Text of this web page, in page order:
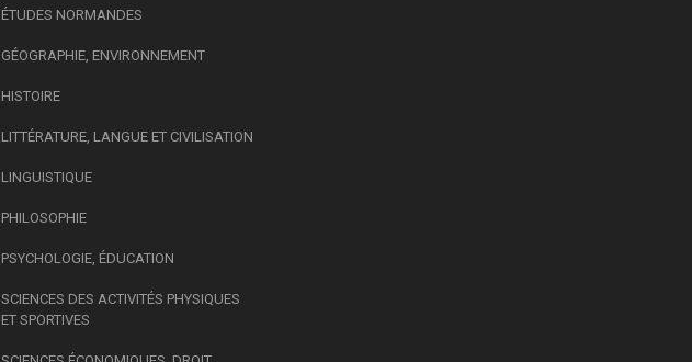
ÉTUDES NORMANDES
GÉOGRAPHIE, ENVIRONNEMENT
HISTOIRE
LITTÉRATURE, LANGUE ET CIVILISATION
LINGUISTIQUE
PHILOSOPHIE
PSYCHOLOGIE, ÉDUCATION
SCIENCES DES ACTIVITÉS PHYSIQUES
ET SPORTIVES